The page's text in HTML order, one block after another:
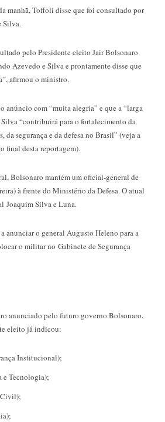
manhã, Toffoli disse que foi consultado por
Silva.
pelo Presidente eleito Jair Bolsonaro
Azevedo e Silva e prontamente disse que
afirmou o ministro.
anúncio com “muita alegria” e que a “larga
“contribuirá para o fortalecimento da
da segurança e da defesa no Brasil” (veja a
final desta reportagem).
Bolsonaro mantém um oficial-general de
à frente do Ministério da Defesa. O atual
Joaquim Silva e Luna.
anunciar o general Augusto Heleno para a
o militar no Gabinete de Segurança
anunciado pelo futuro governo Bolsonaro.
eleito já indicou:
Institucional);
e Tecnologia);
Civil);